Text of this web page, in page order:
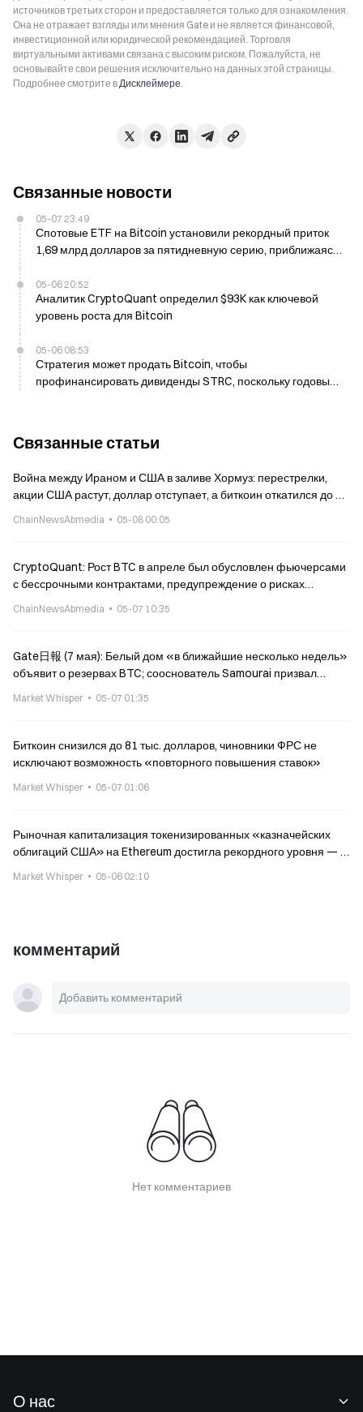
источников третьих сторон и предоставляется только для ознакомления.
Она не отражает взгляды или мнения Gate и не является финансовой,
инвестиционной или юридической рекомендацией. Торговля
виртуальными активами связана с высоким риском. Пожалуйста, не
основывайте свои решения исключительно на данных этой страницы.
Подробнее смотрите вДисклеймере.
Связанные новости
05-07 23:49
Спотовые ETF на Bitcoin установили рекордный приток
1,69 млрд долларов за пятидневную серию, приближаясь
05-06 20:52
Аналитик CryptoQuant определил $93K как ключевой
уровень роста для Bitcoin
05-06 08:53
Стратегия может продать Bitcoin, чтобы
профинансировать дивиденды STRC, поскольку годовые
Связанные статьи
Война между Ираном и США в заливе Хормуз: перестрелки,
акции США растут, доллар отступает, а биткоин откатился до 80
ChainNewsAbmedia 05-08 00:05
CryptoQuant: Рост BTC в апреле был обусловлен фьючерсами
с бессрочными контрактами, предупреждение о рисках
ChainNewsAbmedia 05-07 10:35
Gate日報 (7 мая): Белый дом «в ближайшие несколько недель»
объявит о резервах BTC; сооснователь Samourai призвал
Market Whisper 05-07 01:35
Биткоин снизился до 81 тыс. долларов, чиновники ФРС не
исключают возможность «повторного повышения ставок»
Market Whisper 05-07 01:06
Рыночная капитализация токенизированных «казначейских
облигаций США» на Ethereum достигла рекордного уровня — 8
Market Whisper 05-06 02:10
комментарий
Нет комментариев
О нас